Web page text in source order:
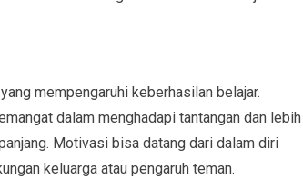
mempengaruhi keberhasilan belajar.
dalam menghadapi tantangan dan lebih
Motivasi bisa datang dari dalam diri
keluarga atau pengaruh teman.